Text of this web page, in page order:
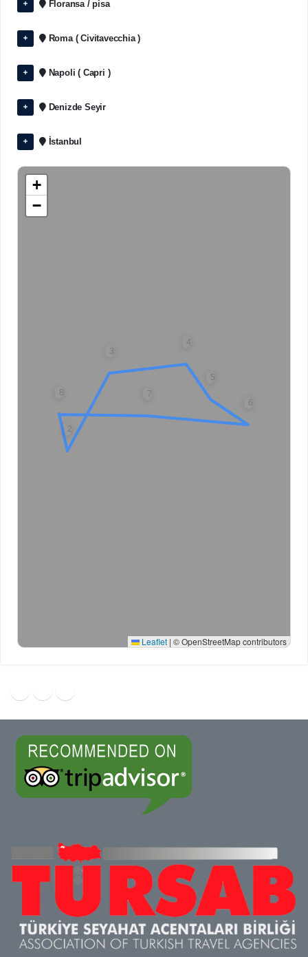
Floransa / pisa
Roma ( Civitavecchia )
Napoli ( Capri )
Denizde Seyir
İstanbul
2
3
4
5
6
7
8
+
−
Leaflet | © OpenStreetMap contributors